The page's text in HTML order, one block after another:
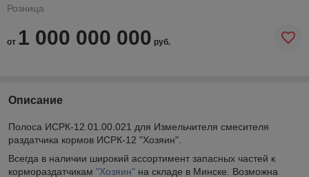
Розница
от 1 000 000 000 руб.
Описание
Полоса ИСРК-12.01.00.021 для Измельчителя смесителя
раздатчика кормов ИСРК-12 "Хозяин".
Всегда в наличии широкий ассортимент запасных частей к
кормораздатчикам "Хозяин" на складе в Минске. Возможна